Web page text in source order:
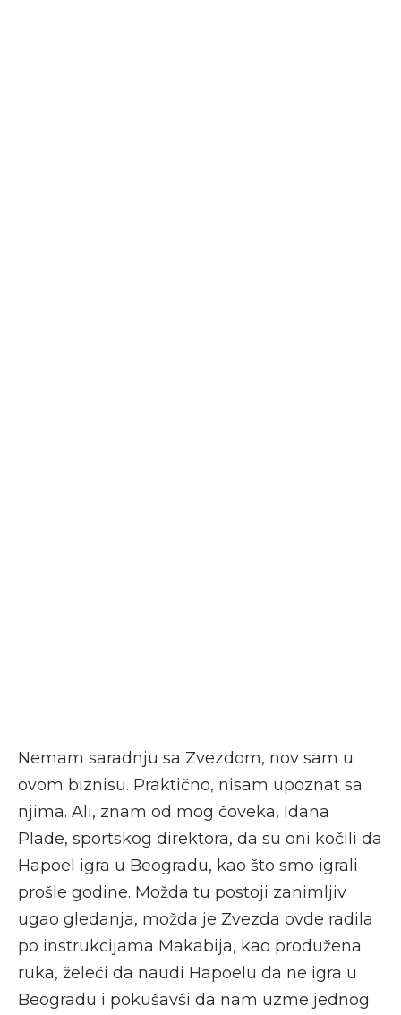
Nemam saradnju sa Zvezdom, nov sam u
ovom biznisu. Praktično, nisam upoznat sa
njima. Ali, znam od mog čoveka, Idana
Plade, sportskog direktora, da su oni kočili da
Hapoel igra u Beogradu, kao što smo igrali
prošle godine. Možda tu postoji zanimljiv
ugao gledanja, možda je Zvezda ovde radila
po instrukcijama Makabija, kao produžena
ruka, želeći da naudi Hapoelu da ne igra u
Beogradu i pokušavši da nam uzme jednog